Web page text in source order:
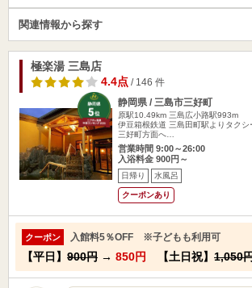
関連情報から探す
極楽湯 三島店
4.4点/ 146 件
静岡県 / 三島市三好町
原駅10.49km 三島広小路駅993m
伊豆箱根鉄道 三島田町駅よりタクシ
三好町方面へ…
営業時間 9:00～26:00
入浴料金 900円～
日帰り 水風呂
クーポンあり
クーポン 入館料5％OFF ※子どもも利用可
【平日】 900円 → 850円 【土日祝】 1,050